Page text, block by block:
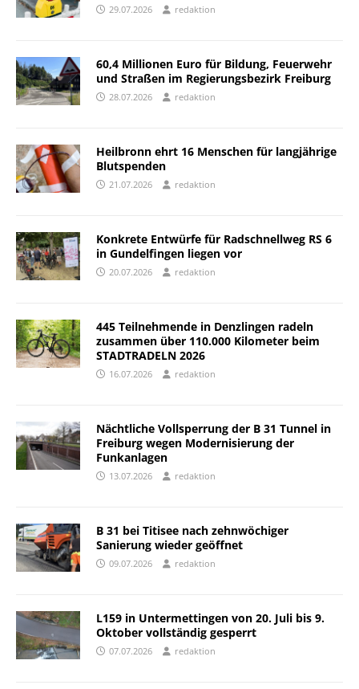
29.07.2026 redaktion
60,4 Millionen Euro für Bildung, Feuerwehr
und Straßen im Regierungsbezirk Freiburg
28.07.2026 redaktion
Heilbronn ehrt 16 Menschen für langjährige
Blutspenden
21.07.2026 redaktion
Konkrete Entwürfe für Radschnellweg RS 6
in Gundelfingen liegen vor
20.07.2026 redaktion
445 Teilnehmende in Denzlingen radeln
zusammen über 110.000 Kilometer beim
STADTRADELN 2026
16.07.2026 redaktion
Nächtliche Vollsperrung der B 31 Tunnel in
Freiburg wegen Modernisierung der
Funkanlagen
13.07.2026 redaktion
B 31 bei Titisee nach zehnwöchiger
Sanierung wieder geöffnet
09.07.2026 redaktion
L159 in Untermettingen von 20. Juli bis 9.
Oktober vollständig gesperrt
07.07.2026 redaktion